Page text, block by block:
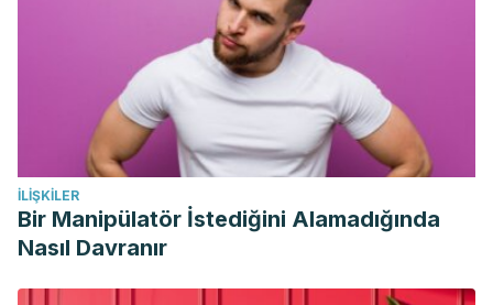
conditions/flatfeet/symptoms-causes/syc-20372604
Gentil I. Podología preventiva: niños descalzos igual a
niños más inteligentes. Revista Internacional de Ciencias
Podológicas,ISSN 1887-7249, Vol. 1, Nº. 1, 2007,págs.
Mayo Clinic. Pie de atleta [Internet]. 14 de julio de 2o19
[Revisado 27/04/2021]. Disponible en
https://www.mayoclinic.org/es-es/diseases-
İLIŞKILER
Bir Manipülatör İstediğini Alamadığında
Nasıl Davranır